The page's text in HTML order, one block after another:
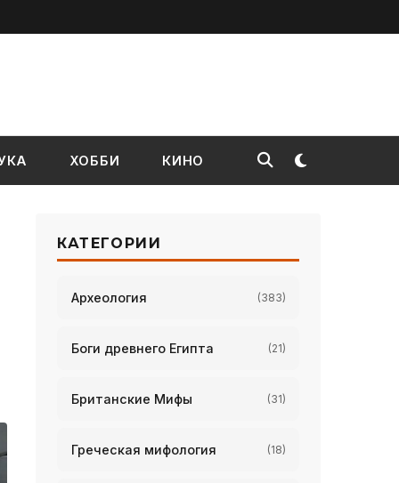
ХОББИ КИНО
КАТЕГОРИИ
Археология (383)
Боги древнего Египта (21)
Британские Мифы (31)
Греческая мифология (18)